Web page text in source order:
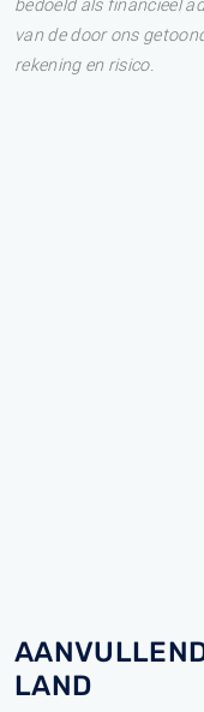
bedoeld als financieel
van de door ons
rekening en risico.
LAND